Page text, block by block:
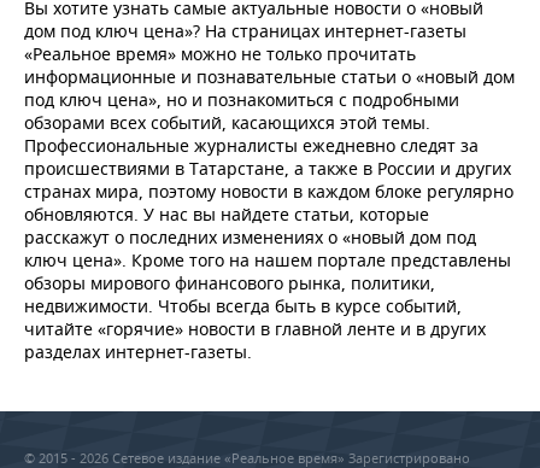
Вы хотите узнать самые актуальные новости о «новый
дом под ключ цена»? На страницах интернет-газеты
«Реальное время» можно не только прочитать
информационные и познавательные статьи о «новый дом
под ключ цена», но и познакомиться с подробными
обзорами всех событий, касающихся этой темы.
Профессиональные журналисты ежедневно следят за
происшествиями в Татарстане, а также в России и других
странах мира, поэтому новости в каждом блоке регулярно
обновляются. У нас вы найдете статьи, которые
расскажут о последних изменениях о «новый дом под
ключ цена». Кроме того на нашем портале представлены
обзоры мирового финансового рынка, политики,
недвижимости. Чтобы всегда быть в курсе событий,
читайте «горячие» новости в главной ленте и в других
разделах интернет-газеты.
© 2015 - 2026 Сетевое издание «Реальное время» Зарегистрировано